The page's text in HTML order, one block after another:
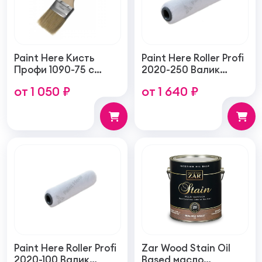
Paint Here Кисть
Профи 1090-75 с
щетиной плоская
от 1 050 ₽
Paint Here Roller Profi
2020-250 Валик
тонкую гладкую
структуру покрытия
от 1 640 ₽
Paint Here Roller Profi
2020-100 Валик
Zar Wood Stain Oil
Based масло